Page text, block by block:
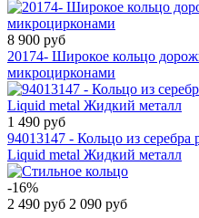
8 900 руб
20174- Широкое кольцо
микроцирконами
1 490 руб
94013147 - Кольцо из
Liquid metal Жидкий металл
-16%
2 490 руб 2 090 руб